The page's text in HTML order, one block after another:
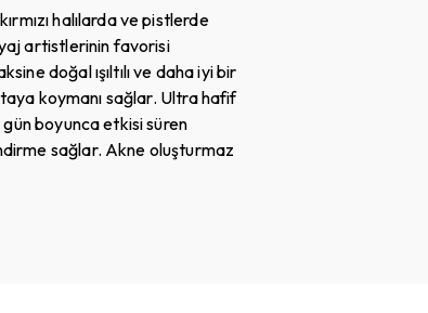
halılarda ve pistlerde
artistlerinin favorisi
doğal ışıltılı ve daha iyi bir
koymanı sağlar. Ultra hafif
gün boyunca etkisi süren
sağlar. Akne oluşturmaz